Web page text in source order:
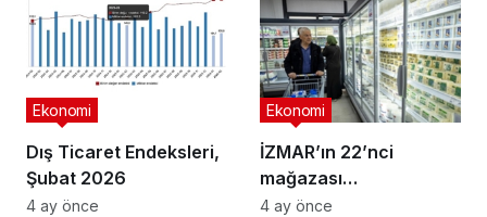
üretimine başladı
Dış Ticaret Endeksleri,
Şubat 2026
Ekonomi
4 ay önce
İZMAR’ın 22’nci
mağazası
Osmangazi’de açıldı
Ekonomi
4 ay önce